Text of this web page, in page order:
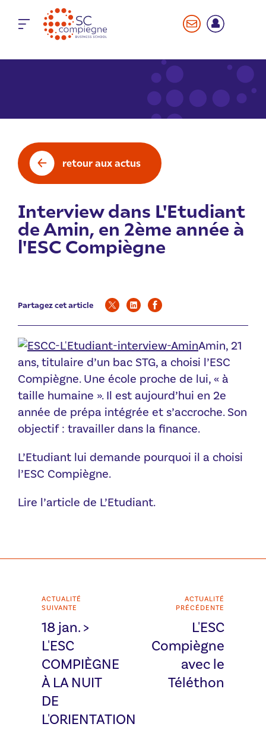
retour aux actus
Interview dans L'Etudiant
de Amin, en 2ème année à
l'ESC Compiègne
Partagez cet article
Amin, 21
ans, titulaire d’un bac STG, a choisi l’ESC
Compiègne. Une école proche de lui, « à
taille humaine ». Il est aujourd’hui en 2e
année de prépa intégrée et s’accroche. Son
objectif : travailler dans la finance.
L’Etudiant lui demande pourquoi il a choisi
l’ESC Compiègne.
Lire l’article de L’Etudiant.
ACTUALITÉ
SUIVANTE
18 jan. >
L'ESC
COMPIÈGNE
À LA NUIT
DE
L'ORIENTATION
ACTUALITÉ
PRÉCÉDENTE
L'ESC
Compiègne
avec le
Téléthon